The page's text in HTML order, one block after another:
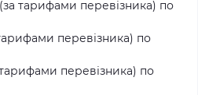
тарифами перевізника) по
перевізника) по
перевізника) по